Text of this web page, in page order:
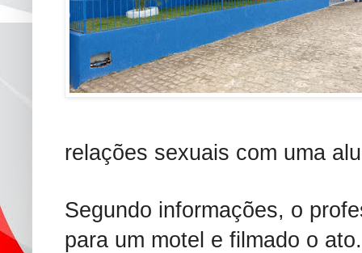
relações sexuais com uma
Segundo informações, o
para um motel e filmado o